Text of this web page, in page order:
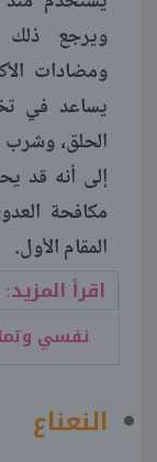
ويرجع ذلك
ومضادات
يساعد في
الحلق، وشرب
إلى أنه قد
مكافحة
المقام الأول.
اقرأ المزيد:
نفسي
النعناع